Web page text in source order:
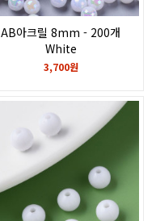
AB아크릴 8mm - 200개
White
3,700원